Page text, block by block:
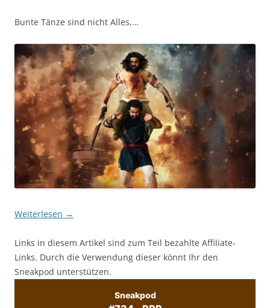
Bunte Tänze sind nicht Alles,…
Weiterlesen →
Links in diesem Artikel sind zum Teil bezahlte Affiliate-
Links. Durch die Verwendung dieser könnt Ihr den
Sneakpod unterstützen.